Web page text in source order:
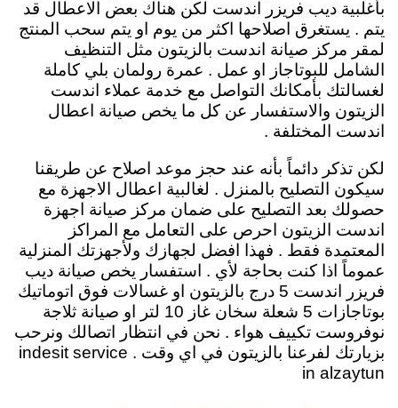
بأغلبية ديب فريزر اندست لكن هناك بعض الاعطال قد
يتم . يستغرق اصلاحها اكثر من يوم او يتم سحب المنتج
لمقر مركز صيانة اندست بالزيتون مثل التنظيف
الشامل للبوتاجاز او عمل . عمرة رولمان بلي كاملة
لغسالتك بأمكانك التواصل مع خدمة عملاء اندست
الزيتون والاستفسار عن كل ما يخص صيانة اعطال
اندست المختلفة .
لكن تذكر دائماً بأنه عند حجز موعد اصلاح عن طريقنا
سيكون التصليح بالمنزل . لغالبية اعطال الاجهزة مع
حصولك بعد التصليح على ضمان مركز صيانة اجهزة
اندست الزيتون احرص على التعامل مع المراكز
المعتمدة فقط . فهذا افضل لجهازك ولأجهزتك المنزلية
عموماً اذا كنت بحاجة لأي . استفسار يخص صيانة ديب
فريزر اندست 5 درج بالزيتون او غسالات فوق اتوماتيك
بوتاجازات 5 شعلة سخان غاز 10 لتر او صيانة ثلاجة
نوفروست تكييف هواء . نحن في انتظار اتصالك ونرحب
بزيارتك لفرعنا بالزيتون في اي وقت . indesit service
in alzaytun